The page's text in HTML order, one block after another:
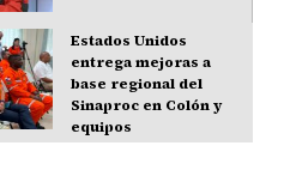
Estados Unidos
entrega mejoras a
base regional del
Sinaproc en Colón y
equipos